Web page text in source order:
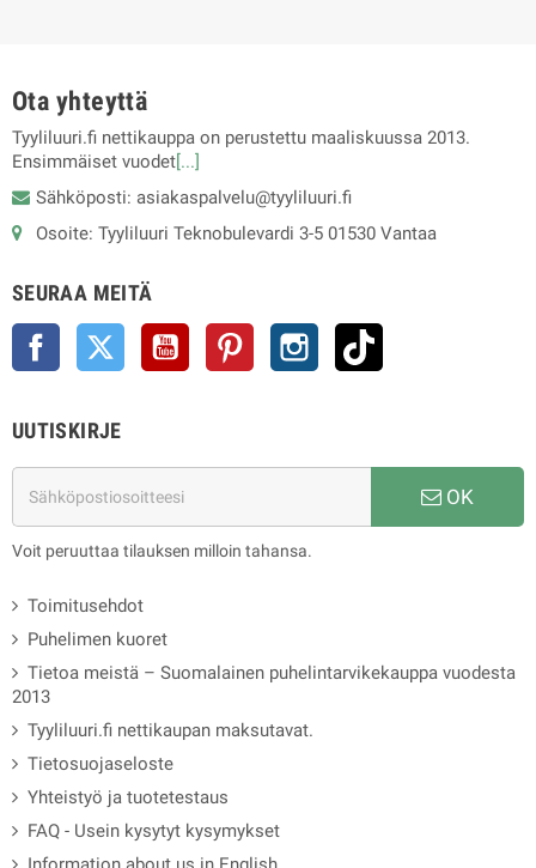
Ota yhteyttä
Tyyliluuri.fi nettikauppa on perustettu maaliskuussa 2013.
Ensimmäiset vuodet[...]
Sähköposti: asiakaspalvelu@tyyliluuri.fi
Osoite: Tyyliluuri Teknobulevardi 3-5 01530 Vantaa
SEURAA MEITÄ
Facebook Twitter YouTube Pinterest Instagram
UUTISKIRJE
OK
Voit peruuttaa tilauksen milloin tahansa.
Toimitusehdot
Puhelimen kuoret
Tietoa meistä – Suomalainen puhelintarvikekauppa vuodesta
2013
Tyyliluuri.fi nettikaupan maksutavat.
Tietosuojaseloste
Yhteistyö ja tuotetestaus
FAQ - Usein kysytyt kysymykset